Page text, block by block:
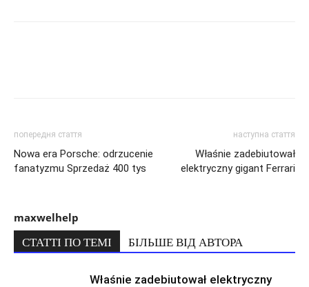
попередня стаття
Nowa era Porsche: odrzucenie
fanatyzmu Sprzedaż 400 tys
наступна стаття
Właśnie zadebiutował
elektryczny gigant Ferrari
maxwelhelp
СТАТТІ ПО ТЕМІ БІЛЬШЕ ВІД АВТОРА
Właśnie zadebiutował elektryczny